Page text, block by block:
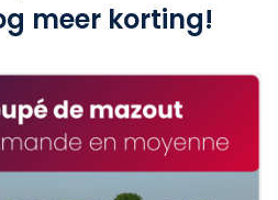
meer korting!